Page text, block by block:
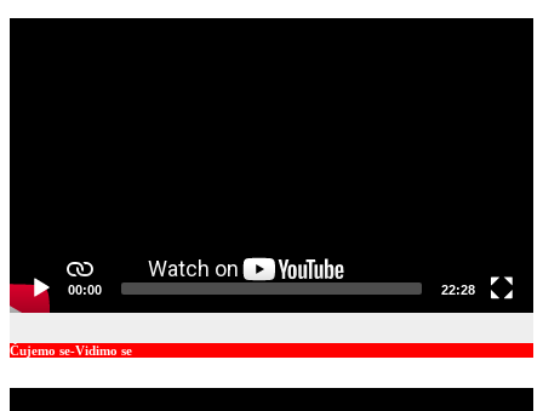
00:00 22:28
Čujemo se-Vidimo se